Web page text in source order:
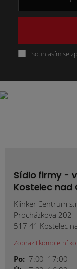
Souhlasím se
Sídlo firmy -
Kostelec nad
Klinker Centrum
Procházkova 202
517 41 Kostelec
Zobrazit kompletní
Po: 7:00–17:00